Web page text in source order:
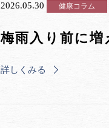
2026.05.30 健康コラム
梅雨入り前に
詳しくみる